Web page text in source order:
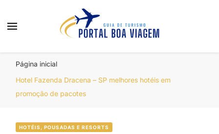
Página inicial
Hotel Fazenda Dracena – SP melhores hotéis em
promoção de pacotes
HOTÉIS, POUSADAS E RESORTS